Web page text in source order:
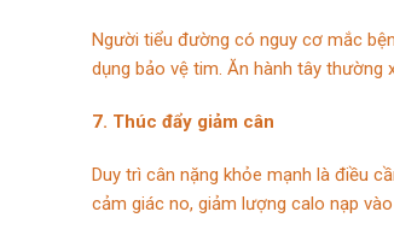
Người tiểu đường có nguy cơ mắc
dụng bảo vệ tim. Ăn hành tây thường
7. Thúc đẩy giảm cân
Duy trì cân nặng khỏe mạnh là điều
cảm giác no, giảm lượng calo nạp